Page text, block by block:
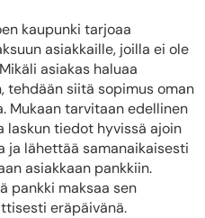
kaupunki tarjoaa
asiakkaille, joilla ei ole
asiakas haluaa
tehdään siitä sopimus oman
Mukaan tarvitaan edellinen
laskun tiedot hyvissä ajoin
ja lähettää samanaikaisesti
asiakkaan pankkiin.
pankki maksaa sen
eräpäivänä.